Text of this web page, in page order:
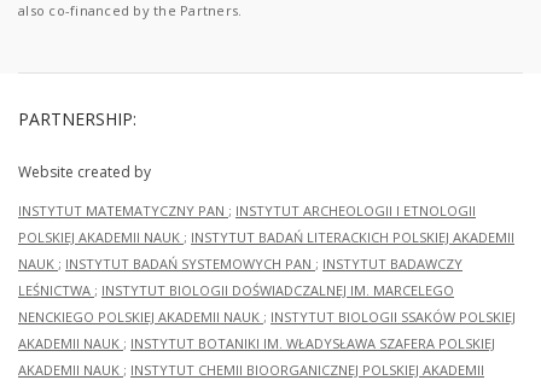
also co-financed by the Partners.
PARTNERSHIP:
Website created by
INSTYTUT MATEMATYCZNY PAN ; INSTYTUT ARCHEOLOGII I ETNOLOGII
POLSKIEJ AKADEMII NAUK ; INSTYTUT BADAŃ LITERACKICH POLSKIEJ AKADEMII
NAUK ; INSTYTUT BADAŃ SYSTEMOWYCH PAN ; INSTYTUT BADAWCZY
LEŚNICTWA ; INSTYTUT BIOLOGII DOŚWIADCZALNEJ IM. MARCELEGO
NENCKIEGO POLSKIEJ AKADEMII NAUK ; INSTYTUT BIOLOGII SSAKÓW POLSKIEJ
AKADEMII NAUK ; INSTYTUT BOTANIKI IM. WŁADYSŁAWA SZAFERA POLSKIEJ
AKADEMII NAUK ; INSTYTUT CHEMII BIOORGANICZNEJ POLSKIEJ AKADEMII